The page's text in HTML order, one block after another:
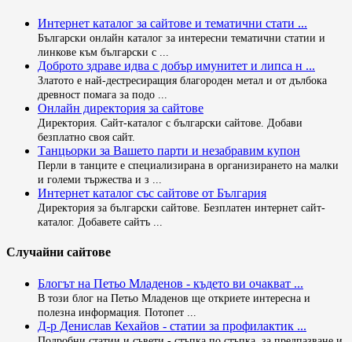
Интернет каталог за сайтове и тематични стати ...
Български онлайн каталог за интересни тематични статии и
линкове към български с ...
Доброто здраве идва с добър имунитет и липса н ...
Златото е най-дестресиращия благороден метал и от дълбока
древност помага за подо ...
Онлайн директория за сайтове
Директория. Сайт-каталог с български сайтове. Добави
безплатно своя сайт.
Танцьорки за Вашето парти и незабравим купон
Перли в танците е специализирана в организирането на малки
и големи тържества и з ...
Интернет каталог със сайтове от България
Директория за български сайтове. Безплатен интернет сайт-
каталог. Добавете сайтъ ...
Случайни сайтове
Блогът на Петьо Младенов - където ви очакват ...
В този блог на Петьо Младенов ще откриете интересна и
полезна информация. Потопет ...
Д-р Денислав Кехайов - статии за профилактик ...